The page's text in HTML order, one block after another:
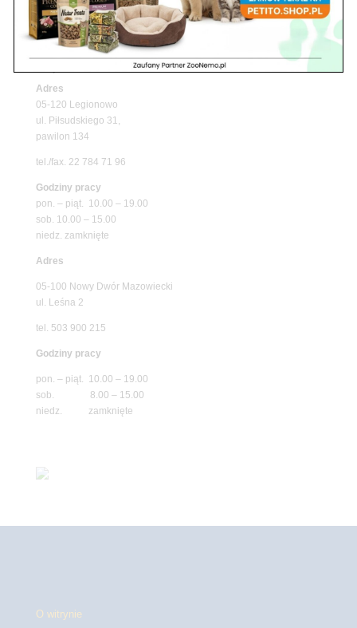
Z Życia Sklepu
Adres
05-120 Legionowo
ul. Piłsudskiego 31,
pawilon 134
tel./fax. 22 784 71 96
Godziny pracy
pon. – piąt. 10.00 – 19.00
sob. 10.00 – 15.00
niedz. zamknięte
Adres
05-100 Nowy Dwór Mazowiecki
ul. Leśna 2
tel. 503 900 215
Godziny pracy
pon. – piąt. 10.00 – 19.00
sob. 8.00 – 15.00
niedz. zamknięte
O witrynie